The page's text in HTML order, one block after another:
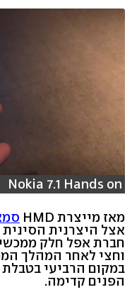
Nokia 7.1 Hands on
מאז מייצרת HMD
חברת אפל חלק
וחצי לאחר המהלך
במקום הרביעי בטבלת
הפנים קדימה.